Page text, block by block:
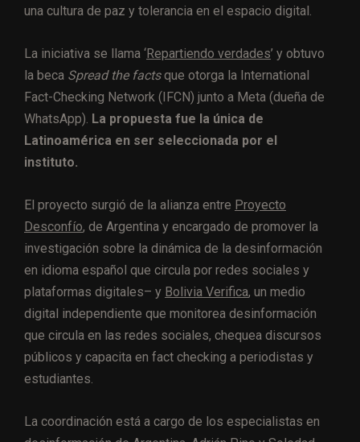
una cultura de paz y tolerancia en el espacio digital.
La iniciativa se llama ‘Repartiendo verdades’ y obtuvo
la beca Spread the factsque otorga la International
Fact-Checking Network (IFCN) junto a Meta (dueña de
WhatsApp). La propuesta fue la única de
Latinoamérica en ser seleccionada por el
instituto.
El proyecto surgió de la alianza entre Proyecto
Desconfío, de Argentina y encargado de promover la
investigación sobre la dinámica de la desinformación
en idioma español que circula por redes sociales y
plataformas digitales– y Bolivia Verifica, un medio
digital independiente que monitorea desinformación
que circula en las redes sociales, chequea discursos
públicos y capacita en fact checking a periodistas y
estudiantes.
La coordinación está a cargo de los especialistas en